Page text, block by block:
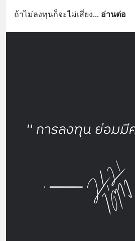
ถ้าไม่ลงทุนก็จะไม่เสี่ยง... อ่านต่อ